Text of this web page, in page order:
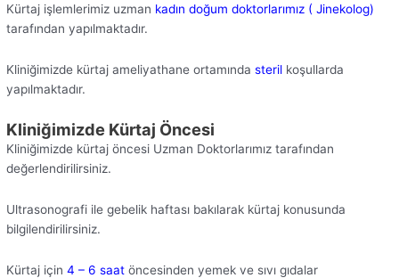
Kürtaj işlemlerimiz uzman kadın doğum doktorlarımız ( Jinekolog)
tarafından yapılmaktadır.
Kliniğimizde kürtaj ameliyathane ortamındasteril koşullarda
yapılmaktadır.
Kliniğimizde Kürtaj Öncesi
Kliniğimizde kürtaj öncesi Uzman Doktorlarımız tarafından
değerlendirilirsiniz.
Ultrasonografi ile gebelik haftası bakılarak kürtaj konusunda
bilgilendirilirsiniz.
Kürtaj için4 – 6 saat öncesinden yemek ve sıvı gıdalar